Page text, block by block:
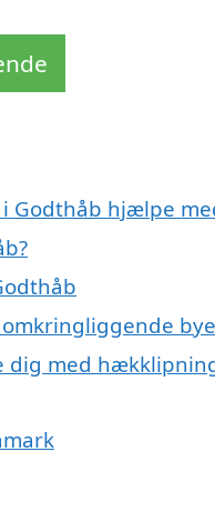
Godthåb hjælpe
med